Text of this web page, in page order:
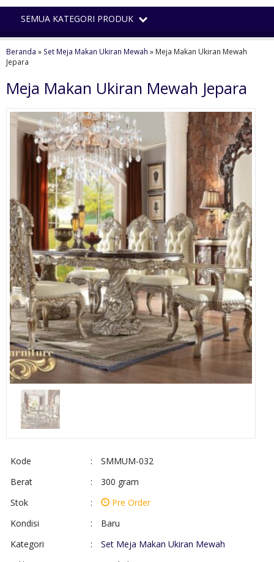
SEMUA KATEGORI PRODUK
Beranda » Set Meja Makan Ukiran Mewah » Meja Makan Ukiran Mewah
Jepara
Meja Makan Ukiran Mewah Jepara
Kode :
SMMUM-032
Berat
:
300 gram
Stok
:
Pre Order
Kondisi
:
Baru
Kategori
:
Set Meja Makan Ukiran Mewah